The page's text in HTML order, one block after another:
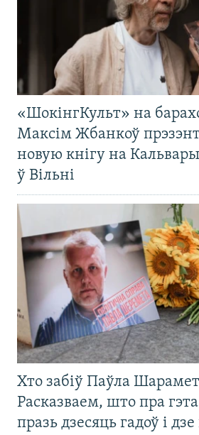
«ШокінгКульт» на
Максім Жбанкоў
новую кнігу на
ў Вільні
Хто забіў Паўла
Расказваем, што пра
празь дзесяць гадоў і